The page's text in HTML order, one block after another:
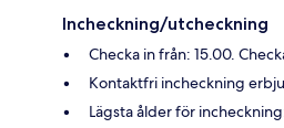
Incheckning/utcheckning
Checka in från: 15.00.
Kontaktfri incheckning
Lägsta ålder för